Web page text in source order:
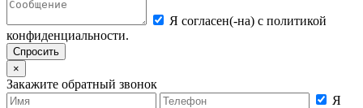
Я согласен(-на) с политикой
конфиденциальности.
×
Закажите обратный звонок
Я